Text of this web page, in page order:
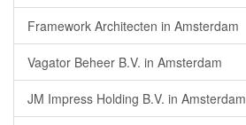
Framework Architecten in Amsterdam
Vagator Beheer B.V. in Amsterdam
JM Impress Holding B.V. in Amsterdam